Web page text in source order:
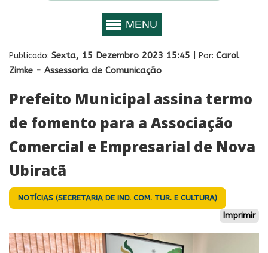
Publicado: Sexta, 15 Dezembro 2023 15:45 | Por: Carol
Zimke - Assessoria de Comunicação
Prefeito Municipal assina termo
de fomento para a Associação
Comercial e Empresarial de Nova
Ubiratã
NOTÍCIAS (SECRETARIA DE IND. COM. TUR. E CULTURA)
Imprimir